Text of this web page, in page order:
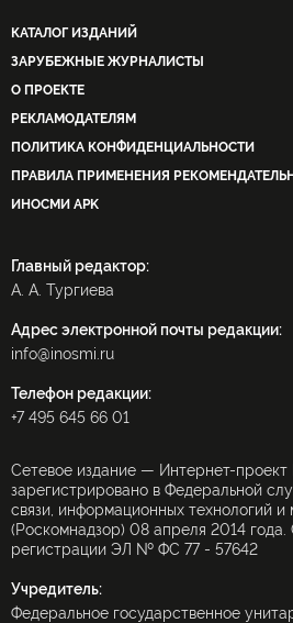
КАТАЛОГ ИЗДАНИЙ
ЗАРУБЕЖНЫЕ ЖУРНАЛИСТЫ
О ПРОЕКТЕ
РЕКЛАМОДАТЕЛЯМ
ПОЛИТИКА КОНФИДЕНЦИАЛЬНОСТИ
ПРАВИЛА ПРИМЕНЕНИЯ
ИНОСМИ APK
Главный редактор:
А. А. Тургиева
Адрес электронной почты редакции:
info@inosmi.ru
Телефон редакции:
+7 495 645 66 01
Сетевое издание — Интернет-
зарегистрировано в Федеральной
связи, информационных технологий
(Роскомнадзор) 08 апреля 2014 года.
регистрации ЭЛ № ФС 77 - 57642
Учредитель:
Федеральное государственное